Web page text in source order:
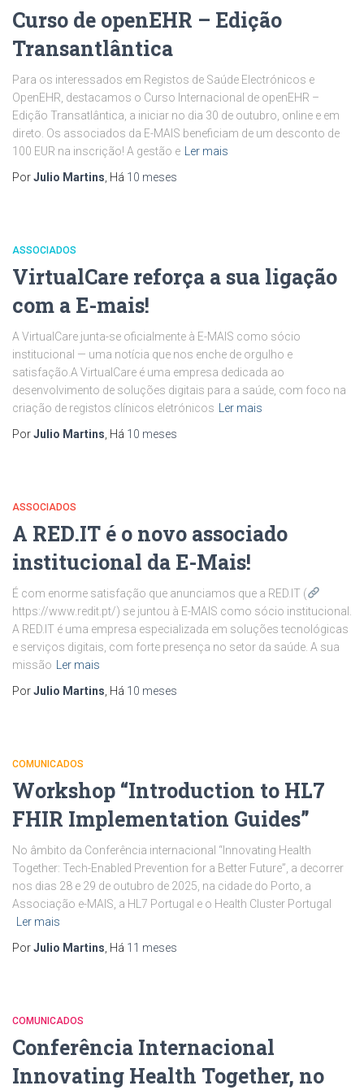
Curso de openEHR – Edição
Transantlântica
Para os interessados em Registos de Saúde Electrónicos e
OpenEHR, destacamos o Curso Internacional de openEHR –
Edição Transatlântica, a iniciar no dia 30 de outubro, online e em
direto. Os associados da E-MAIS beneficiam de um desconto de
100 EUR na inscrição! A gestão e
Ler mais
PorJulio Martins , Há 10 meses
ASSOCIADOS
VirtualCare reforça a sua ligação
com a E-mais!
A VirtualCare junta-se oficialmente à E-MAIS como sócio
institucional — uma notícia que nos enche de orgulho e
satisfação.A VirtualCare é uma empresa dedicada ao
desenvolvimento de soluções digitais para a saúde, com foco na
criação de registos clínicos eletrónicos
Ler mais
PorJulio Martins , Há 10 meses
ASSOCIADOS
A RED.IT é o novo associado
institucional da E-Mais!
É com enorme satisfação que anunciamos que a RED.IT (
https://www.redit.pt/​) se juntou à E-MAIS como sócio institucional.
A RED.IT é uma empresa especializada em soluções tecnológicas
e serviços digitais, com forte presença no setor da saúde. A sua
missão
Ler mais
PorJulio Martins , Há 10 meses
COMUNICADOS
Workshop “Introduction to HL7
FHIR Implementation Guides”
No âmbito da Conferência internacional “Innovating Health
Together: Tech-Enabled Prevention for a Better Future”, a decorrer
nos dias 28 e 29 de outubro de 2025, na cidade do Porto, a
Associação e-MAIS, a HL7 Portugal e o Health Cluster Portugal
Ler mais
PorJulio Martins , Há 11 meses
COMUNICADOS
Conferência Internacional
Innovating Health Together, no